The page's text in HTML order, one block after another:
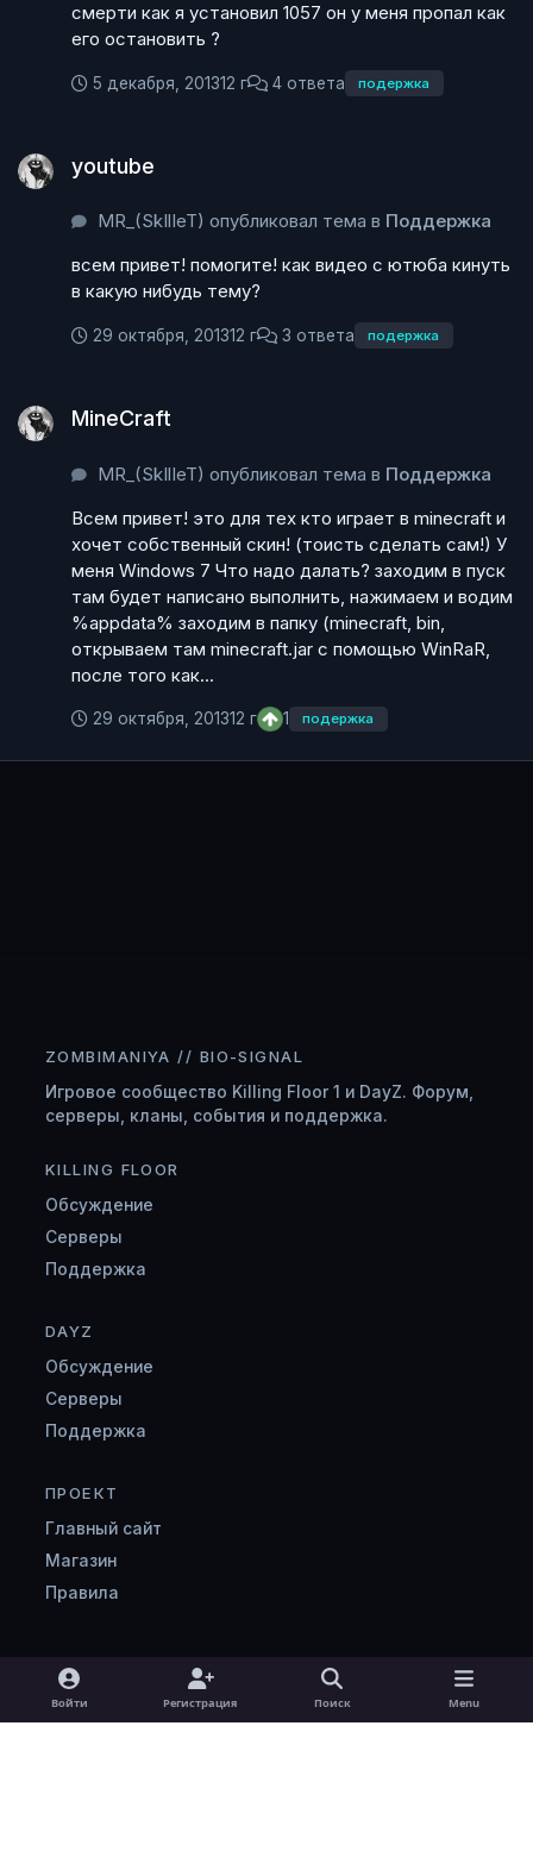
смерти как я установил 1057 он у меня пропал как
его остановить ?
5 декабря, 201312 г 4 ответа подержка
youtube
MR_(SkIlIeT) опубликовал тема в Поддержка
всем привет! помогите! как видео с ютюба кинуть
в какую нибудь тему?
29 октября, 201312 г 3 ответа подержка
MineCraft
MR_(SkIlIeT) опубликовал тема в Поддержка
Всем привет! это для тех кто играет в minecraft и
хочет собственный скин! (тоисть сделать сам!) У
меня Windows 7 Что надо далать? заходим в пуск
там будет написано выполнить, нажимаем и водим
%appdata% заходим в папку (minecraft, bin,
открываем там minecraft.jar с помощью WinRaR,
после того как...
29 октября, 201312 г 1 подержка
ZOMBIMANIYA // BIO-SIGNAL
Игровое сообщество Killing Floor 1 и DayZ. Форум,
серверы, кланы, события и поддержка.
KILLING FLOOR
Обсуждение
Серверы
Поддержка
DAYZ
Обсуждение
Серверы
Поддержка
ПРОЕКТ
Главный сайт
Магазин
Правила
Light ModeDark ModeSystem Preference
v
k
Войти Регистрация Поиск Menu